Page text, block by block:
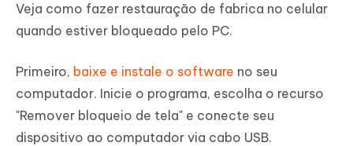
Veja como fazer restauração de fabrica no celular
quando estiver bloqueado pelo PC.
Primeiro, baixe e instale o software no seu
computador. Inicie o programa, escolha o recurso
"Remover bloqueio de tela" e conecte seu
dispositivo ao computador via cabo USB.